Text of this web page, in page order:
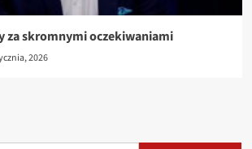
za skromnymi oczekiwaniami
2026